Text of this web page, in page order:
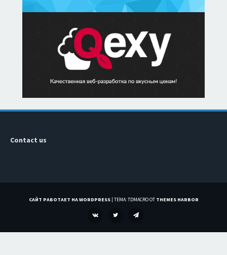
Contact us
САЙТ РАБОТАЕТ НА WORDPRESS | ТЕМА: TDMACRO ОТ THEMES HARBOR
TWITTER